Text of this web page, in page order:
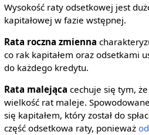
Wysokość raty odsetkowej jest
kapitałowej w fazie wstępnej.
Rata roczna zmienna
co rak kapitałem oraz odsetkami
do każdego kredytu.
Rata malejąca cechuje się tym,
wielkość rat maleje.
się kapitałem, który został do
część odsetkowa raty, ponieważ